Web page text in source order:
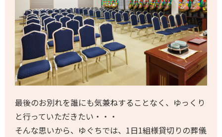
最後のお別れを誰にも気兼ねすることなく、ゆっくり
と行っていただきたい・・・
そんな思いから、ゆぐちでは、1日1組様貸切りの葬儀